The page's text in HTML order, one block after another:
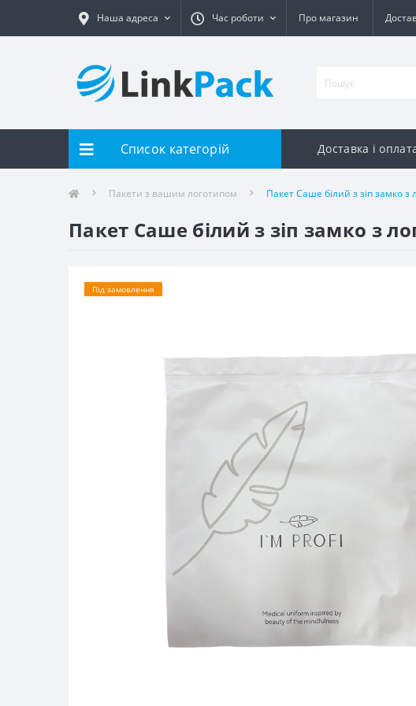
Наша адреса Час роботи Про магазин
Список категорій Доставка і
Пакети з вашим логотипом Пакет Саше білий з зіп замко з
Пакет Саше білий з зіп замко з
Під замовлення